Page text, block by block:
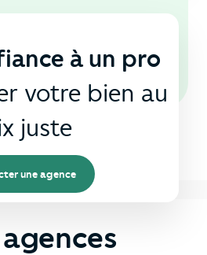
agence
à un pro
votre bien au
juste
une agence